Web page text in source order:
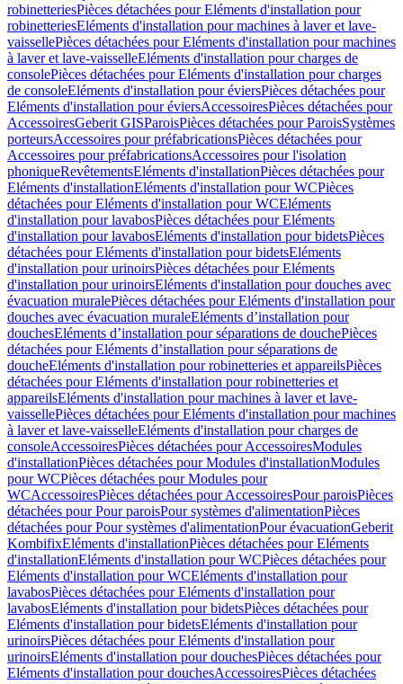
robinetteriesPièces détachées pour Eléments d'installation pour
robinetteriesEléments d'installation pour machines à laver et lave-
vaissellePièces détachées pour Eléments d'installation pour machines
à laver et lave-vaisselleEléments d'installation pour charges de
consolePièces détachées pour Eléments d'installation pour charges
de consoleEléments d'installation pour éviersPièces détachées pour
Eléments d'installation pour éviersAccessoiresPièces détachées pour
AccessoiresGeberit GISParoisPièces détachées pour ParoisSystèmes
porteursAccessoires pour préfabricationsPièces détachées pour
Accessoires pour préfabricationsAccessoires pour l'isolation
phoniqueRevêtementsEléments d'installationPièces détachées pour
Eléments d'installationEléments d'installation pour WCPièces
détachées pour Eléments d'installation pour WCEléments
d'installation pour lavabosPièces détachées pour Eléments
d'installation pour lavabosEléments d'installation pour bidetsPièces
détachées pour Eléments d'installation pour bidetsEléments
d'installation pour urinoirsPièces détachées pour Eléments
d'installation pour urinoirsEléments d'installation pour douches avec
évacuation muralePièces détachées pour Eléments d'installation pour
douches avec évacuation muraleEléments d’installation pour
douchesEléments d’installation pour séparations de douchePièces
détachées pour Eléments d’installation pour séparations de
doucheEléments d'installation pour robinetteries et appareilsPièces
détachées pour Eléments d'installation pour robinetteries et
appareilsEléments d'installation pour machines à laver et lave-
vaissellePièces détachées pour Eléments d'installation pour machines
à laver et lave-vaisselleEléments d'installation pour charges de
consoleAccessoiresPièces détachées pour AccessoiresModules
d'installationPièces détachées pour Modules d'installationModules
pour WCPièces détachées pour Modules pour
WCAccessoiresPièces détachées pour AccessoiresPour paroisPièces
détachées pour Pour paroisPour systèmes d'alimentationPièces
détachées pour Pour systèmes d'alimentationPour évacuationGeberit
KombifixEléments d'installationPièces détachées pour Eléments
d'installationEléments d'installation pour WCPièces détachées pour
Eléments d'installation pour WCEléments d'installation pour
lavabosPièces détachées pour Eléments d'installation pour
lavabosEléments d'installation pour bidetsPièces détachées pour
Eléments d'installation pour bidetsEléments d'installation pour
urinoirsPièces détachées pour Eléments d'installation pour
urinoirsEléments d'installation pour douchesPièces détachées pour
Eléments d'installation pour douchesAccessoiresPièces détachées